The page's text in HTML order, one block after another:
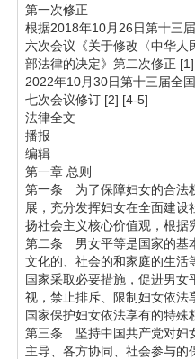
第一次修正
根据2018年10月26日第十三
六次会议《关于修改〈中华人
部法律的决定》第二次修正
2022年10月30日第十三届全
七次会议修订 [2] [4-5]
法律全文
播报
编辑
第一章 总则
第一条 为了保障妇女的合法
展，充分发挥妇女在全面建
扬社会主义核心价值观，根据
第二条 男女平等是国家的基
文化的、社会的和家庭的生活
国家采取必要措施，促进男
视，禁止排斥、限制妇女依法
国家保护妇女依法享有的特殊
第三条 坚持中国共产党对妇
主导、各方协同、社会参与的